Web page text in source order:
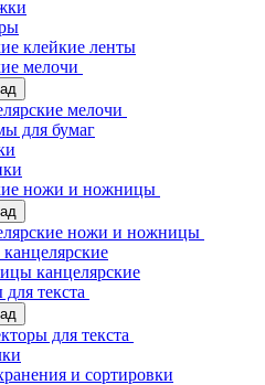
клейкие ленты
мелочи
мелочи
для бумаг
ножи и ножницы
ножи и ножницы
канцелярские
текста
для текста
и сортировки